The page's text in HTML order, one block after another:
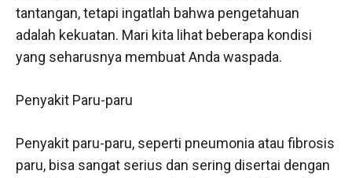
tantangan, tetapi ingatlah bahwa pengetahuan
adalah kekuatan. Mari kita lihat beberapa kondisi
yang seharusnya membuat Anda waspada.
Penyakit Paru-paru
Penyakit paru-paru, seperti pneumonia atau fibrosis
paru, bisa sangat serius dan sering disertai dengan